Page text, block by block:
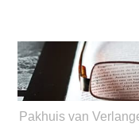
Pakhuis van